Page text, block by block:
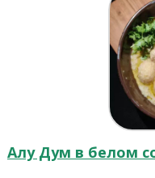
Алу Дум в белом